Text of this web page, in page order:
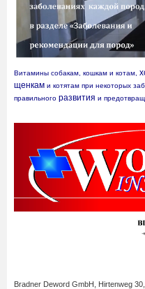
Витамины собакам, кошкам и котам,
щенкам и котятам при некоторых
правильного развития и
Bradner Deword GmbH, Hirtenweg